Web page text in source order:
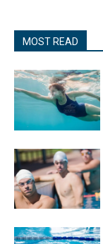
MOST READ